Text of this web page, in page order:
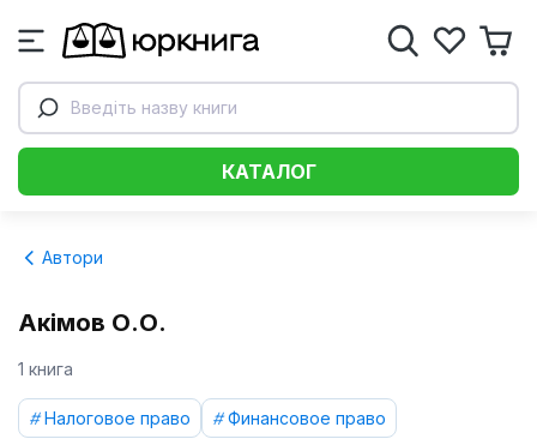
Введіть назву книги
КАТАЛОГ
Автори
Акімов О.О.
1 книга
Налоговое право Финансовое право